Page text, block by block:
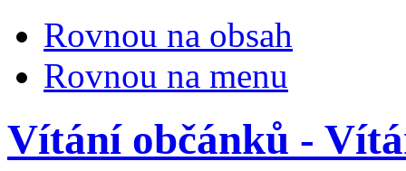
Rovnou na obsah
Rovnou na menu
Vítání občánků -